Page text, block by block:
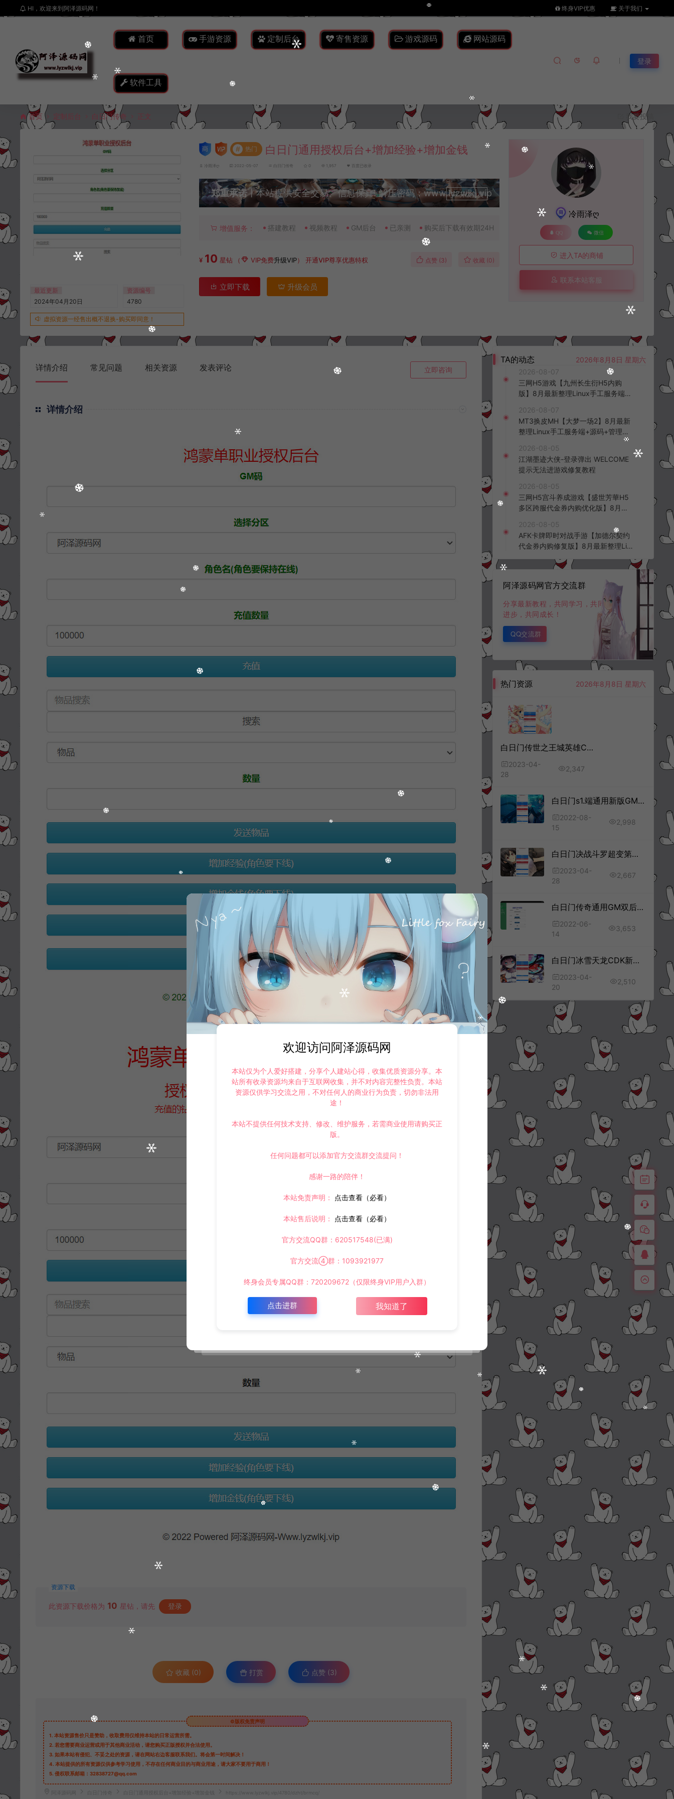
HI，欢迎来到阿泽源码网！ 终身VIP优惠 关于我们
首页 手游资源 定制后台 寄售资源 游戏源码 网站源码
软件工具
登录
首页 定制后台 白日门传奇 正文 我要投稿
最近更新
2024年04月20日
资源编号
4780
虚拟资源一经售出概不退换-购买即同意！
# 热门 白日门通用授权后台+增加经验+增加金钱
冷雨泽ღ 2022-05-07 白日门传奇 0 1,957 百度已收录
郑重承诺丨本站提供安全交易、信息保真! 解压密码：www.lyzwlkj.vip
升级会员
增值服务： 搭建教程 视频教程 GM后台 已亲测 购买后下载有效期24H
¥ 10 星钻 （ VIP免费升级VIP）开通VIP尊享优惠特权 点赞 (3) 收藏 (0)
立即下载 升级会员
冷雨泽ღ
QQ 微信
进入TA的商铺
联系本站客服
详情介绍 常见问题 相关资源 发表评论 立即咨询
详情介绍
资源下载
此资源下载价格为 10 星钻，请先 登录
收藏 (0) 打赏 点赞 (3)
©版权免责声明
1. 本站资源售价只是赞助，收取费用仅维持本站的日常运营所需。
2. 若您需要商业运营或用于其他商业活动，请您购买正版授权并合法使用。
3. 如果本站有侵犯、不妥之处的资源，请在网站右边客服联系我们。将会第一时间解决！
4. 本站提供的所有资源仅供参考学习使用，不存在任何商业目的与商业用途，请大家不要用于商用！
5. 侵权联系邮箱：32838727@qq.com
阿泽源码网 白日门传奇 白日门通用授权后台+增加经验+增加金钱 https://www.lyzwlkj.vip/4780/dzht/brmcq/
TA的动态
2026年8月8日 星期六
2026-08-07
三网H5游戏【九州长生衍H5内购
版】8月最新整理Linux手工服务端
客户端+详细搭建教程+视频教程
2026-08-07
MT3换皮MH【大梦一场2】8月最新
整理Linux手工服务端+源码+管理后
台+安卓苹果双端+详细搭建教程+视
频教程
2026-08-05
江湖墨迹大侠-登录弹出 WELCOME
提示无法进游戏修复教程
2026-08-05
三网H5宫斗养成游戏【盛世芳華H5
多区跨服代金券内购优化版】8月最
台+全资源安卓+详细搭建教程+视频
教程
2026-08-05
AFK卡牌即时对战手游【加德尔契约
代金券内购修复版】8月最新整理Lin
K授权后台+安卓苹果双端+详细搭建
阿泽源码网官方交流群
分享最新教程，共同学习，共同
进步，共同成长！
QQ交流群
热门资源 2026年8月8日 星期六
白日门传世之王城英雄CDK新版授权后台+GM授权后台+使用说明
2023-04-
28
2,347
白日门s1.端通用新版GM授权后台
2022-08-
15
2,998
白日门决战斗罗超变第二季CDK新版授权后台+GM授权后台+使用说明
2023-04-
28
2,667
白日门传奇通用GM双后台管理平台
2022-06-
14
3,653
白日门冰雪天龙CDK新版授权后台+GM授权后台+使用说明
2023-04-
20
2,510
欢迎访问阿泽源码网
本站仅为个人爱好搭建，分享个人建站心得，收集优质资源分享。本
站所有收录资源均来自于互联网收集，并不对内容完整性负责。本站
资源仅供学习交流之用，不对任何人的商业行为负责，切勿非法用
途！
本站不提供任何技术支持、修改、维护服务，若需商业使用请购买正
版。
任何问题都可以添加官方交流群交流提问！
感谢一路的陪伴！
本站免责声明： 点击查看（必看）
本站售后说明： 点击查看（必看）
官方交流QQ群：620517548(已满)
官方交流④群：1093921977
终身会员专属QQ群：720209672（仅限终身VIP用户入群）
点击进群 我知道了